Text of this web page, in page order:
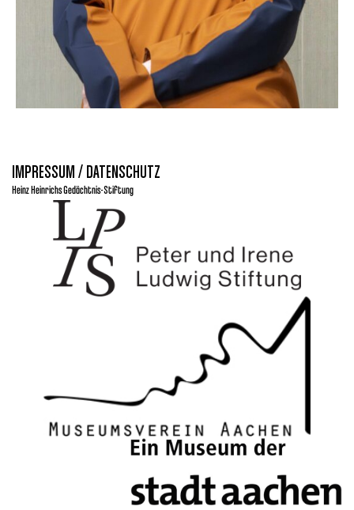
IMPRESSUM / DATENSCHUTZ
Heinz Heinrichs Gedächtnis-Stiftung